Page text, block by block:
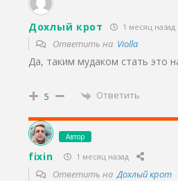
Дохлый крот 1 месяц назад
Ответить на Violla
Да, таким мудаком стать это
5 Ответить
Автор
fixin 1 месяц назад
Ответить наДохлый крот